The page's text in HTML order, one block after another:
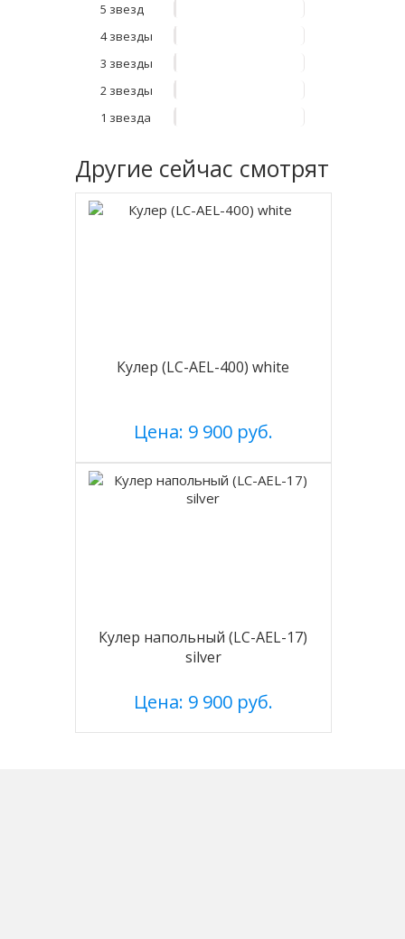
5 звезд
4 звезды
3 звезды
2 звезды
1 звезда
Другие сейчас смотрят
Кулер (LC-AEL-400) white
Цена: 9 900 руб.
Кулер напольный (LC-AEL-17)
silver
Цена: 9 900 руб.